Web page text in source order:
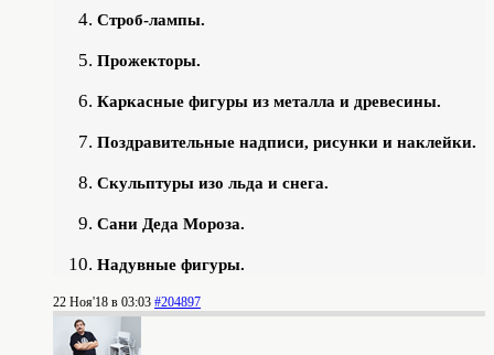
Строб-лампы.
Прожекторы.
Каркасные фигуры из металла и древесины.
Поздравительные надписи, рисунки и наклейки.
Скульптуры изо льда и снега.
Сани Деда Мороза.
Надувные фигуры.
22 Ноя'18 в 03:03 #204897